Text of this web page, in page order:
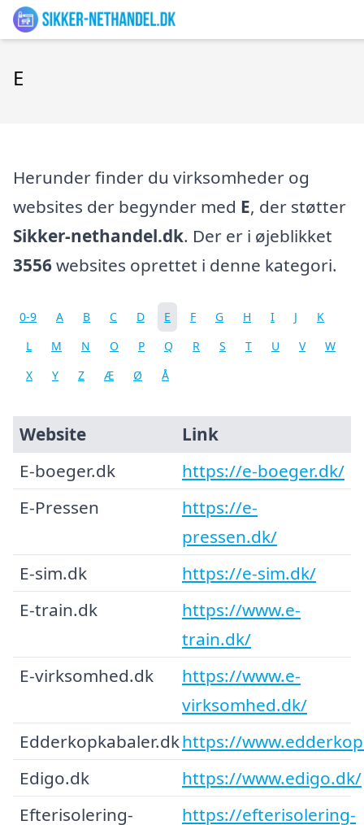
E
Herunder finder du virksomheder og
websites der begynder med E, der støtter
Sikker-nethandel.dk. Der er i øjeblikket
3556websites oprettet i denne kategori.
0-9 A B C D E F G H I J
K
L
M N O P Q R S T U V
W
X
Y Z Æ Ø Å
Website
Link
E-boeger.dk
https://e-boeger.dk/
E-Pressen
https://e-
pressen.dk/
E-sim.dk
https://e-sim.dk/
E-train.dk
https://www.e-
train.dk/
E-virksomhed.dk
https://www.e-
virksomhed.dk/
Edderkopkabaler.dkhttps://
Edigo.dk
https://www.edigo.dk/
Efterisolering-
https://efterisolering-